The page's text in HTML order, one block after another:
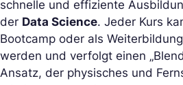
schnelle und effiziente
der Data Science. Jeder Kurs
Bootcamp oder als
werden und verfolgt einen
Ansatz, der physisches und